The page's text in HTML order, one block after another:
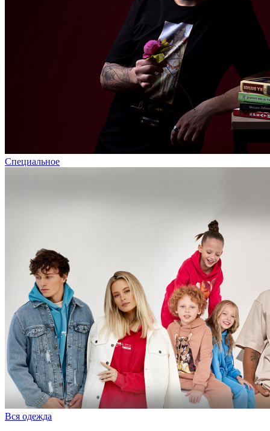
Специальное
Вся одежда